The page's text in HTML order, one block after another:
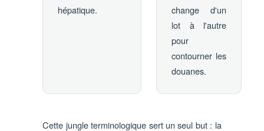
hépatique.
change d'un
lot à l'autre
pour
contourner les
douanes.
Cette jungle terminologique sert un seul but : la